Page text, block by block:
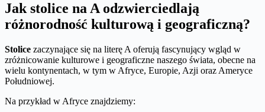
Jak stolice na A odzwierciedlają
różnorodność kulturową i geograficzną?
Stolice zaczynające się na literę A oferują fascynujący wgląd w
zróżnicowanie kulturowe i geograficzne naszego świata, obecne na
wielu kontynentach, w tym w Afryce, Europie, Azji oraz Ameryce
Południowej.
Na przykład w Afryce znajdziemy: